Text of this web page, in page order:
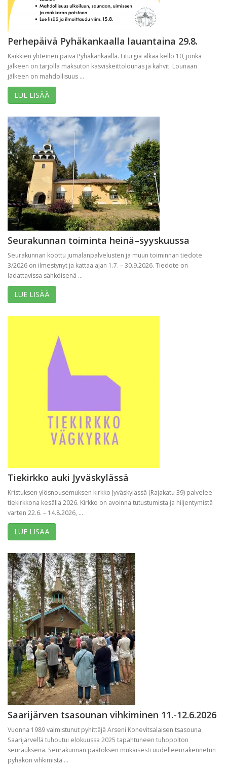
Perhepäivä Pyhäkankaalla lauantaina 29.8.
Kaikkien yhteinen päivä Pyhäkankaalla. Liturgia alkaa kello 10, jonka
jälkeen on tarjolla maksuton kasviskeittolounas ja kahvit. Lounaan
jälkeen on mahdollisuus ...
LUE LISÄÄ
Seurakunnan toiminta heinä–syyskuussa
Seurakunnan koottu jumalanpalvelusten ja muun toiminnan tiedote
3/2026 on ilmestynyt ja kattaa ajan 1.7. – 30.9.2026. Tiedote on
ladattavissa sähköisenä ...
LUE LISÄÄ
Tiekirkko auki Jyväskylässä
Kristuksen ylösnousemuksen kirkko Jyväskylässä (Rajakatu 39) palvelee
tiekirkkona kesällä 2026. Kirkko on avoinna tutustumista ja hiljentymistä
varten 22.6. – 14.8.2026, ...
LUE LISÄÄ
Saarijärven tsasounan vihkiminen 11.-12.6.2026
Vuonna 1989 valmistunut pyhittäjä Arseni Konevitsalaisen tsasouna
Saarijärvellä tuhoutui elokuussa 2025 tapahtuneen tuhopolton
seurauksena. Seurakunnan päätöksen mukaisesti uudelleenrakennetun
pyhäkön vihkimistä ...